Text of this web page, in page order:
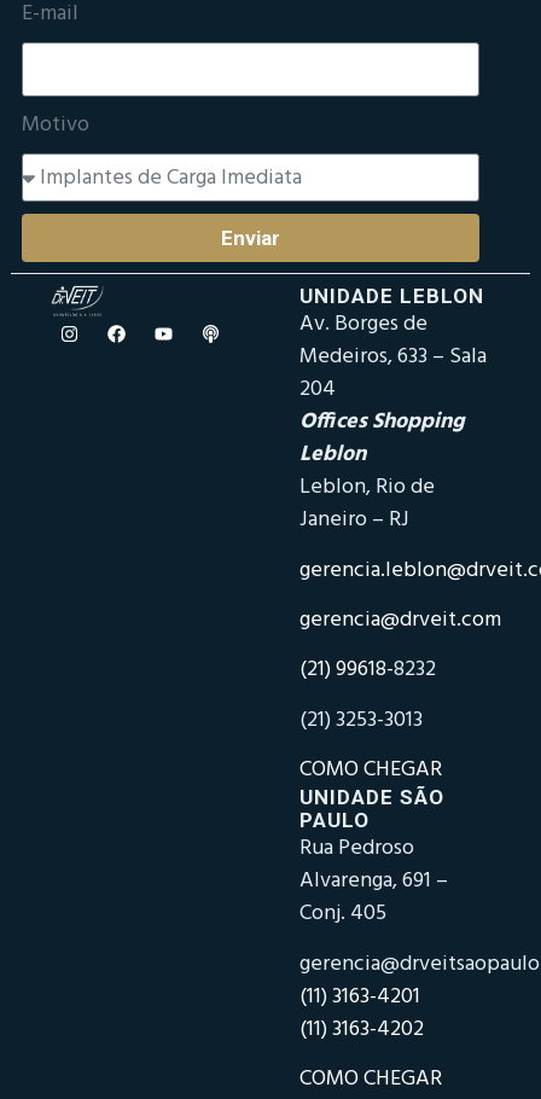
E-mail
Motivo
Enviar
UNIDADE LEBLON
Av. Borges de
Medeiros, 633 – Sala
204
Offices Shopping
Leblon
Leblon, Rio de
Janeiro – RJ
gerencia@drveit.com
(21) 99618-8232
(21) 3253-3013
COMO CHEGAR
UNIDADE SÃO
PAULO
Rua Pedroso
Alvarenga, 691 –
Conj. 405
(11) 3163-4201
(11) 3163-4202
COMO CHEGAR